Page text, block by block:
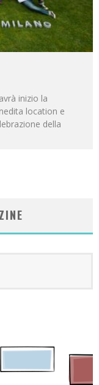
inizio la
location e
della